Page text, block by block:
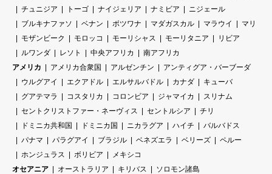
チュニジア
トーゴ ナイジェリア ナミビア
ニジェール
ブルキナファソ
ベナン ボツワナ マダガスカル マラウイ
マリ
モザンビーク
モロッコ モーリシャス モーリタニア
リビア
ルワンダ
レソト 中央アフリカ
南アフリカ
アメリカ
アメリカ合衆国 アルゼンチン
アンティグア・バーブーダ
ウルグアイ
エクアドル エルサルバドル カナダ
キューバ
グアテマラ
コスタリカ コロンビア ジャマイカ
スリナム
セントクリストファー・ネーヴィス
セントルシア
チリ
ドミニカ共和国
ドミニカ国 ニカラグア ハイチ
バルバドス
パナマ
パラグアイ ブラジル ベネズエラ ベリーズ
ペルー
ホンジュラス
ボリビア
メキシコ
オセアニア
オーストラリア キリバス
ソロモン諸島